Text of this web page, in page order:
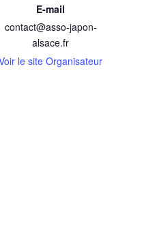
E-mail
contact@asso-japon-
alsace.fr
le site Organisateur